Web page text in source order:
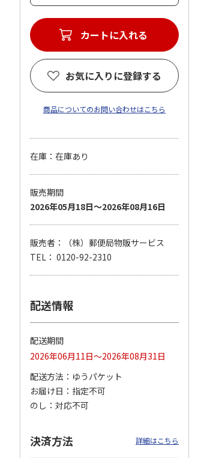
ーグリー
【グリーティング切
手】グリーティング
円…
4.8（11）
5,500円
通切手・千鳥（1シ
11,000円
カートに入れる
お気に入りに登録する
商品についてのお問い合わせはこちら
在庫：在庫あり
販売期間
2026年05月18日～2026年08月16日
販売者：（株）郵便局物販サービス
TEL： 0120-92-2310
配送情報
配送期間
2026年06月11日～2026年08月31日
配送方法
ゆうパケット
お届け日
指定不可
のし
対応不可
決済方法 詳細はこちら